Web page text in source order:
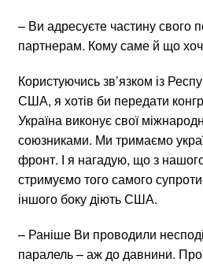
– Ви адресуєте частину свого
партнерам. Кому саме й що
Користуючись зв’язком із
США, я хотів би передати
Україна виконує свої
союзниками. Ми тримаємо
фронт. І я нагадую, що з
стримуємо того самого
іншого боку діють США.
– Раніше Ви проводили
паралель – аж до давнини.